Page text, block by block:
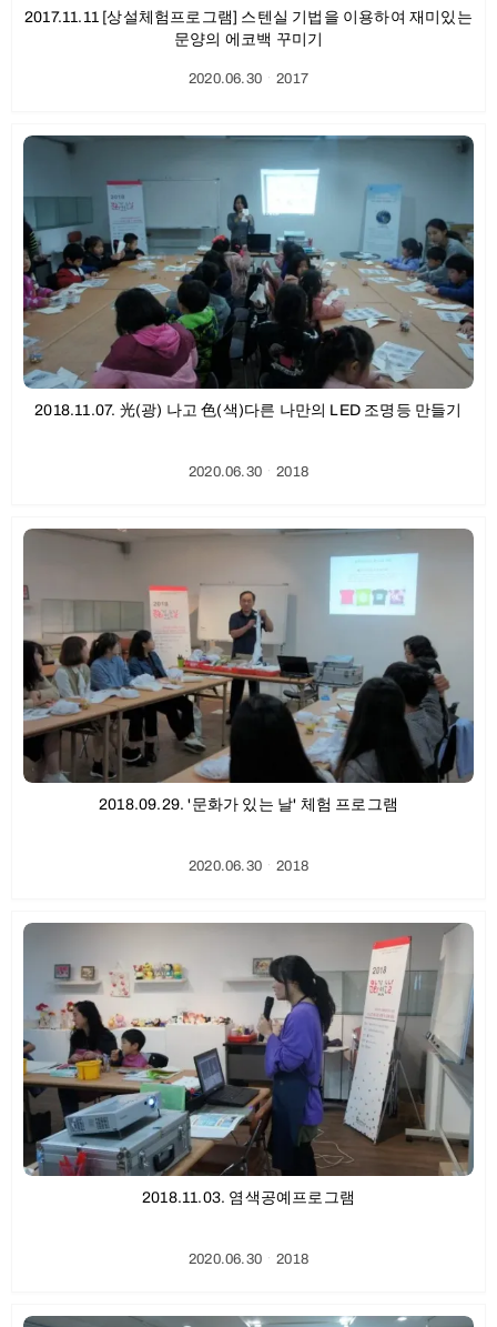
2017.11.11 [상설체험프로그램] 스텐실 기법을 이용하여 재미있는
문양의 에코백 꾸미기
2020.06.30ㆍ2017
2018.11.07. 光(광) 나고 色(색)다른 나만의 LED 조명등 만들기
2020.06.30ㆍ2018
2018.09.29. '문화가 있는 날' 체험 프로그램
2020.06.30ㆍ2018
2018.11.03. 염색공예프로그램
2020.06.30ㆍ2018